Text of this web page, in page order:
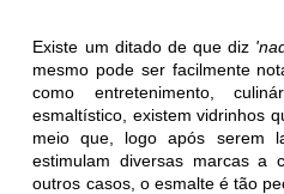
Existe um ditado de que diz
mesmo pode ser facilmente
como entretenimento,
esmaltístico, existem vidrinhos
meio que, logo após serem
estimulam diversas marcas a
outros casos, o esmalte é tão